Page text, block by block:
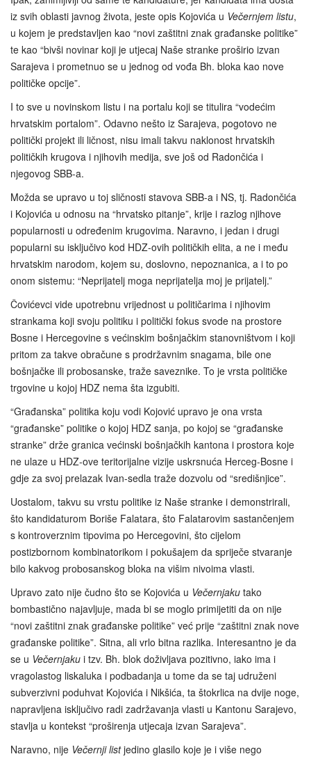
iz svih oblasti javnog života, jeste opis Kojovića u Večernjem listu,
u kojem je predstavljen kao “novi zaštitni znak građanske politike”
te kao “bivši novinar koji je utjecaj Naše stranke proširio izvan
Sarajeva i prometnuo se u jednog od vođa Bh. bloka kao nove
političke opcije”.
I to sve u novinskom listu i na portalu koji se titulira “vodećim
hrvatskim portalom”. Odavno nešto iz Sarajeva, pogotovo ne
politički projekt ili ličnost, nisu imali takvu naklonost hrvatskih
političkih krugova i njihovih medija, sve još od Radončića i
njegovog SBB-a.
Možda se upravo u toj sličnosti stavova SBB-a i NS, tj. Radončića
i Kojovića u odnosu na “hrvatsko pitanje”, krije i razlog njihove
popularnosti u određenim krugovima. Naravno, i jedan i drugi
popularni su isključivo kod HDZ-ovih političkih elita, a ne i među
hrvatskim narodom, kojem su, doslovno, nepoznanica, a i to po
onom sistemu: “Neprijatelj moga neprijatelja moj je prijatelj.”
Čovićevci vide upotrebnu vrijednost u političarima i njihovim
strankama koji svoju politiku i politički fokus svode na prostore
Bosne i Hercegovine s većinskim bošnjačkim stanovništvom i koji
pritom za takve obračune s prodržavnim snagama, bile one
bošnjačke ili probosanske, traže saveznike. To je vrsta političke
trgovine u kojoj HDZ nema šta izgubiti.
“Građanska” politika koju vodi Kojović upravo je ona vrsta
“građanske” politike o kojoj HDZ sanja, po kojoj se “građanske
stranke” drže granica većinski bošnjačkih kantona i prostora koje
ne ulaze u HDZ-ove teritorijalne vizije uskrsnuća Herceg-Bosne i
gdje za svoj prelazak Ivan-sedla traže dozvolu od “središnjice”.
Uostalom, takvu su vrstu politike iz Naše stranke i demonstrirali,
što kandidaturom Boriše Falatara, što Falatarovim sastančenjem
s kontroverznim tipovima po Hercegovini, što cijelom
postizbornom kombinatorikom i pokušajem da spriječe stvaranje
bilo kakvog probosanskog bloka na višim nivoima vlasti.
Upravo zato nije čudno što se Kojovića u Večernjaku tako
bombastično najavljuje, mada bi se moglo primijetiti da on nije
“novi zaštitni znak građanske politike” već prije “zaštitni znak nove
građanske politike”. Sitna, ali vrlo bitna razlika. Interesantno je da
se u Večernjaku i tzv. Bh. blok doživljava pozitivno, iako ima i
vragolastog liskaluka i podbadanja u tome da se taj udruženi
subverzivni poduhvat Kojovića i Nikšića, ta štokrlica na dvije noge,
napravljena isključivo radi zadržavanja vlasti u Kantonu Sarajevo,
stavlja u kontekst “proširenja utjecaja izvan Sarajeva”.
Naravno, nije Večernji listjedino glasilo koje je i više nego